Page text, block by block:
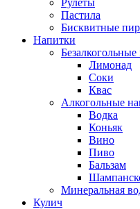
Рулеты
Пастила
Бисквитные
Напитки
Лимонад
Соки
Квас
Алкогольные
Водка
Коньяк
Вино
Пиво
Бальзам
Минеральная
Кулич